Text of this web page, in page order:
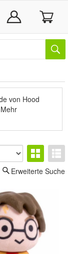
von Hood
Mehr
Erweiterte Suche